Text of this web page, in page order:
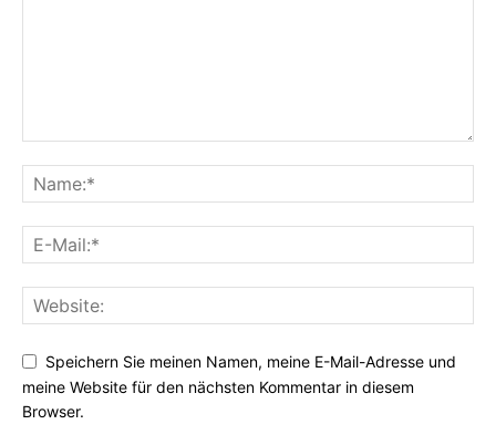
Speichern Sie meinen Namen, meine E-Mail-Adresse und
meine Website für den nächsten Kommentar in diesem
Browser.